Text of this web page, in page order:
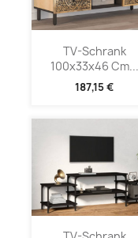
TV-Schrank
100x33x46 Cm...
187,15 €